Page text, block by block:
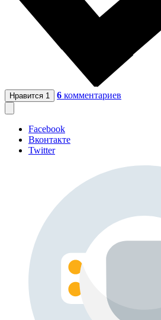
Нравится 1 6 комментариев
Facebook
Вконтакте
Twitter